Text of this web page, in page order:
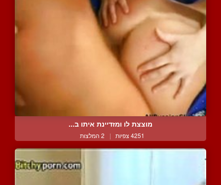
מוצצת לו ומזדיינת איתו ב...
4251 צפיות | 2 המלצות